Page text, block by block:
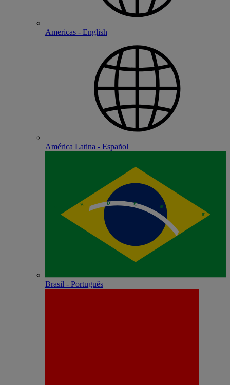
Americas - English
América Latina - Español
Brasil - Português